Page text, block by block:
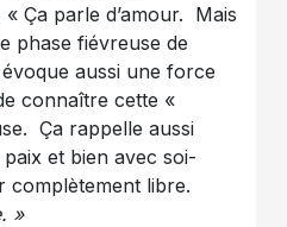
Ça parle d’amour. Mais
phase fiévreuse de
aussi une force
connaître cette «
Ça rappelle aussi
paix et bien avec soi-
complètement libre.
»